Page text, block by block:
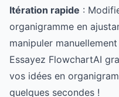
Itération rapide :
organigramme en
manipuler
Essayez FlowchartAI
vos idées en
quelques secondes !